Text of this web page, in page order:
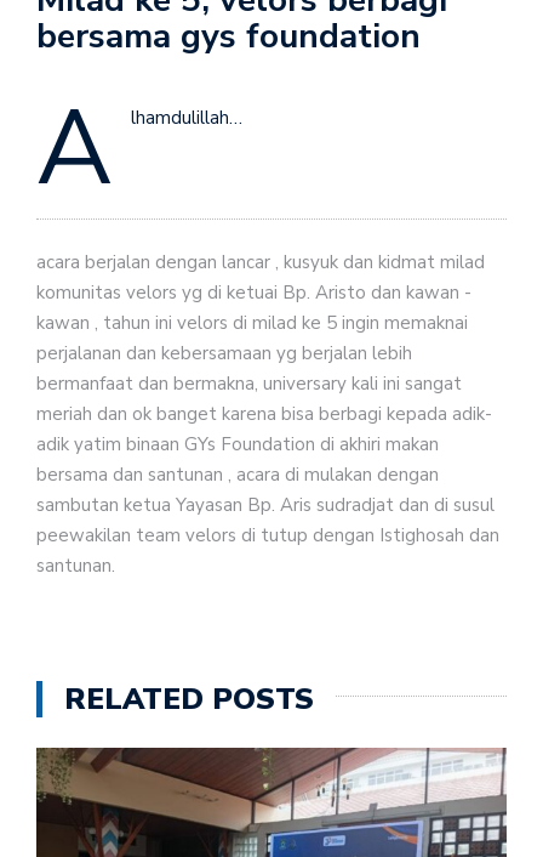
bersama gys foundation
A lhamdulillah…
acara berjalan dengan lancar , kusyuk dan kidmat milad
komunitas velors yg di ketuai Bp. Aristo dan kawan -
kawan , tahun ini velors di milad ke 5 ingin memaknai
perjalanan dan kebersamaan yg berjalan lebih
bermanfaat dan bermakna, universary kali ini sangat
meriah dan ok banget karena bisa berbagi kepada adik-
adik yatim binaan GYs Foundation di akhiri makan
bersama dan santunan , acara di mulakan dengan
sambutan ketua Yayasan Bp. Aris sudradjat dan di susul
peewakilan team velors di tutup dengan Istighosah dan
santunan.
RELATED POSTS